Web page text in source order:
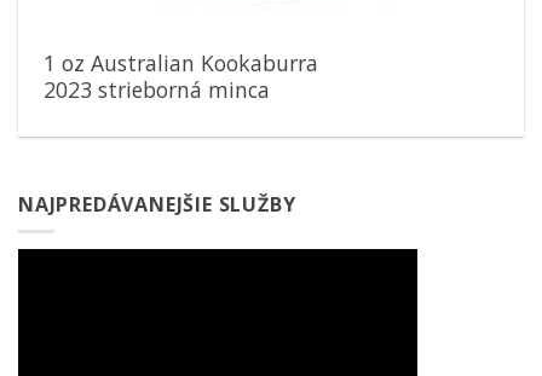
1 oz Australian Kookaburra
2023 strieborná minca
NAJPREDÁVANEJŠIE SLUŽBY